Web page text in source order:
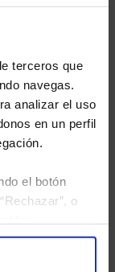
terceros que
navegas.
analizar el uso
en un perfil
el botón
o
el